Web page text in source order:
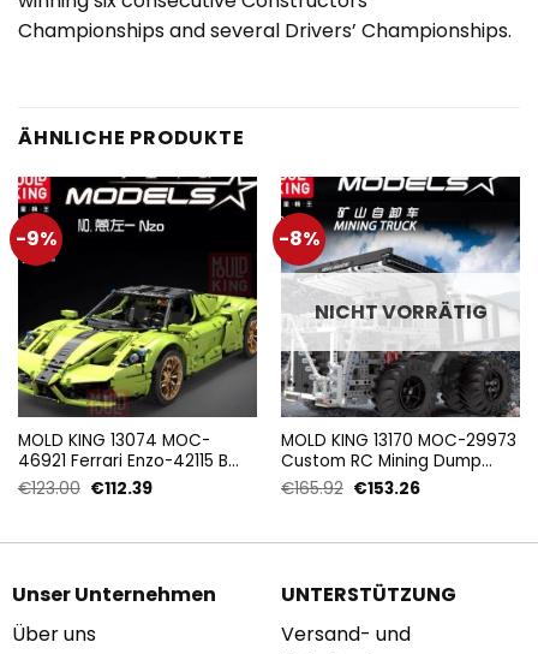
Championships and several Drivers’ Championships.
ÄHNLICHE PRODUKTE
-9%
MOLD KING 13074 MOC-
46921 Ferrari Enzo-42115 B
Modell mit 2790 Stück
€123.00 Ursprünglicher
€112.39Aktueller
-8%
NICHT VORRÄTIG
MOLD KING 13170 MOC-29973
Custom RC Mining Dump
Truck Muldenkipper mit 2044
Teilen
€165.92 Ursprünglicher
€153.26Aktueller
Unser Unternehmen
Über uns
UNTERSTÜTZUNG
Versand- und